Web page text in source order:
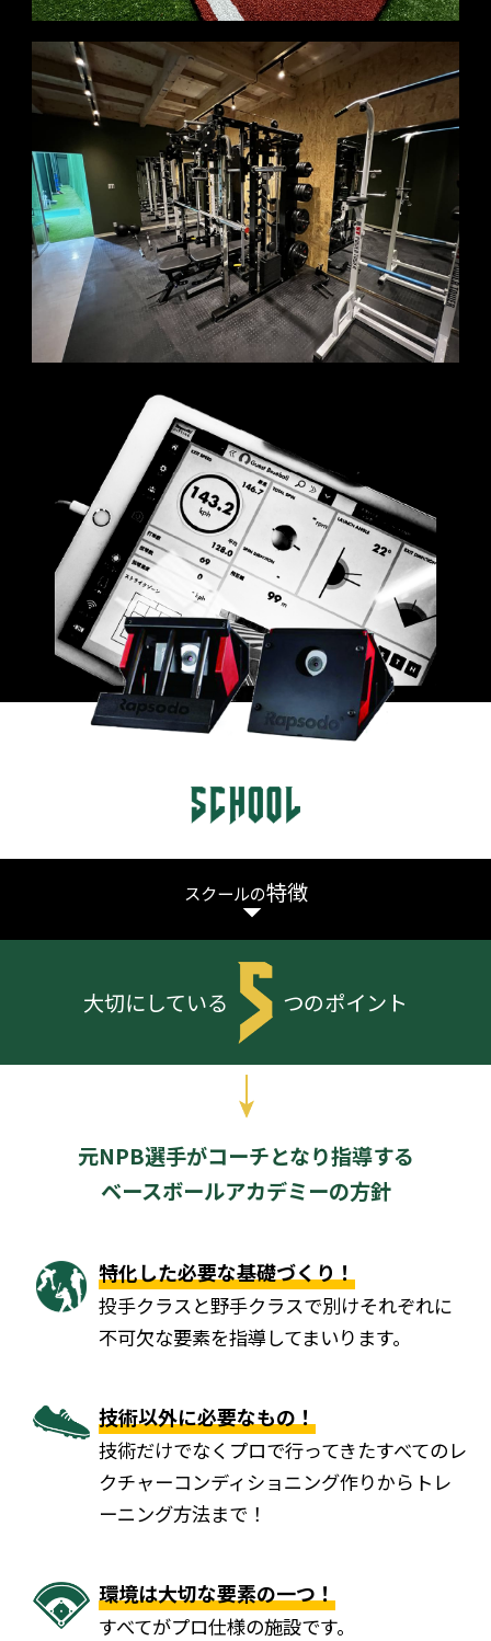
スクールの特徴
大切にしている つのポイント
元NPB選手がコーチとなり指導する
ベースボールアカデミーの方針
特化した必要な基礎づくり！
投手クラスと野手クラスで別けそれぞれに
不可欠な要素を指導してまいります。
技術以外に必要なもの！
技術だけでなくプロで行ってきたすべてのレ
クチャーコンディショニング作りからトレ
ーニング方法まで！
環境は大切な要素の一つ！
すべてがプロ仕様の施設です。